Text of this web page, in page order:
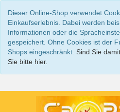
Dieser Online-Shop verwendet
Einkaufserlebnis. Dabei werden
Informationen oder die
gespeichert. Ohne Cookies ist der
Shops eingeschränkt. Sind Sie
Sie bitte hier.